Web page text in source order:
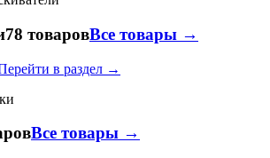
78 товаровВсе товары →
в раздел →
Все товары →